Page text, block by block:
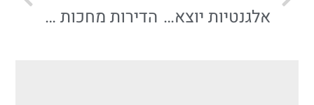
אלגנטיות יוצאת דופן: פרויקט כרמי גת SPECIAL | באמונה
הדירות מחכות כבר לדיירים: אכלוס פרויקט כרמי גת SPECIAL | באמונה – בונים לכם קהילה